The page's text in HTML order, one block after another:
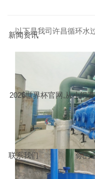
新闻资讯
2026世界杯官网,从小组
你的
联系我们
以下是我司许昌循环水